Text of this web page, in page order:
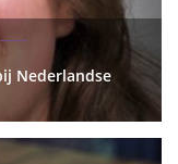
Nederlandse